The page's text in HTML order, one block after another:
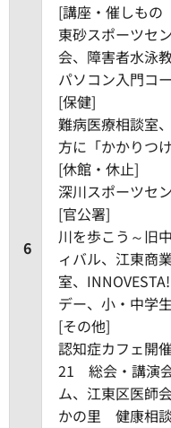
6
[講座・催しも
東砂スポーツセ
会、障害者水泳
パソコン入門コ
[保健]
難病医療相談室
方に「かかりつ
[休館・休止]
深川スポーツセ
[官公署]
川を歩こう～旧
ィバル、江東商
室、
デー、小・中学
[その他]
認知症カフェ開
21 総会・講演
ム、江東区医師
かの里 健康相談